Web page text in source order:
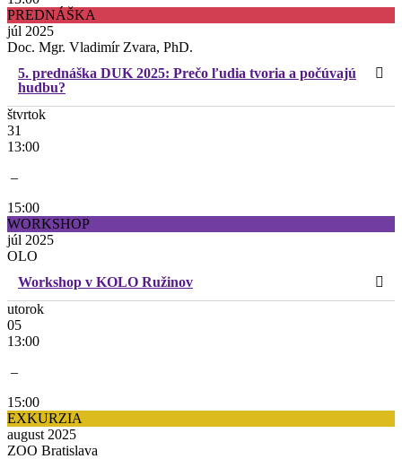
PREDNÁŠKA
júl 2025
Doc. Mgr. Vladimír Zvara, PhD.
5. prednáška DUK 2025: Prečo ľudia tvoria a počúvajú
hudbu?
štvrtok
31
13:00
–
15:00
WORKSHOP
júl 2025
OLO
Workshop v KOLO Ružinov
utorok
05
13:00
–
15:00
EXKURZIA
august 2025
ZOO Bratislava